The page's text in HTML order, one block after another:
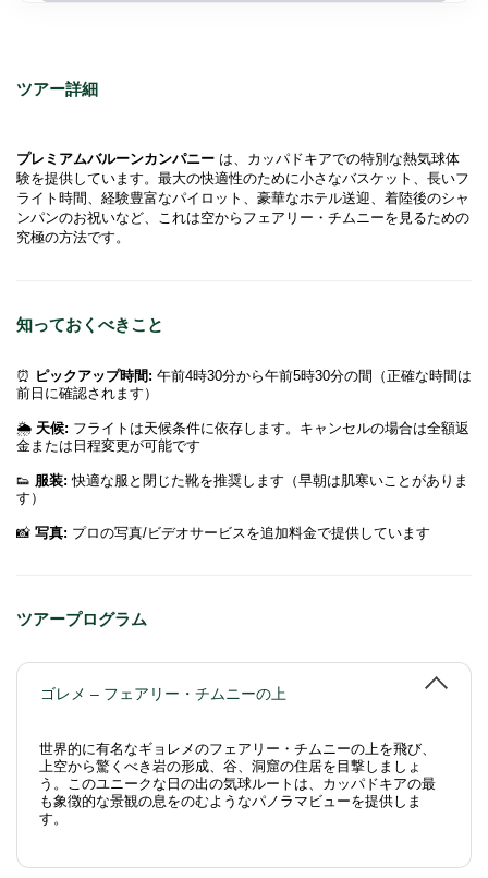
ツアー詳細
プレミアムバルーンカンパニー は、カッパドキアでの特別な熱気球体
験を提供しています。最大の快適性のために小さなバスケット、長いフ
ライト時間、経験豊富なパイロット、豪華なホテル送迎、着陸後のシャ
ンパンのお祝いなど、これは空からフェアリー・チムニーを見るための
究極の方法です。
知っておくべきこと
⏰ ピックアップ時間: 午前4時30分から午前5時30分の間（正確な時間は
前日に確認されます）
🌦 天候: フライトは天候条件に依存します。キャンセルの場合は全額返
金または日程変更が可能です
👟 服装: 快適な服と閉じた靴を推奨します（早朝は肌寒いことがありま
す）
📸 写真: プロの写真/ビデオサービスを追加料金で提供しています
ツアープログラム
ゴレメ – フェアリー・チムニーの上
世界的に有名なギョレメのフェアリー・チムニーの上を飛び、
上空から驚くべき岩の形成、谷、洞窟の住居を目撃しましょ
う。このユニークな日の出の気球ルートは、カッパドキアの最
も象徴的な景観の息をのむようなパノラマビューを提供しま
す。